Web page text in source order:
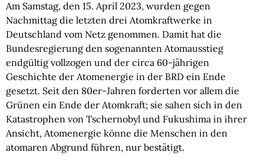
Am Samstag, den 15. April 2023, wurden gegen
Nachmittag die letzten drei Atomkraftwerke in
Deutschland vom Netz genommen. Damit hat die
Bundesregierung den sogenannten Atomausstieg
endgültig vollzogen und der circa 60-jährigen
Geschichte der Atomenergie in der BRD ein Ende
gesetzt. Seit den 80er-Jahren forderten vor allem die
Grünen ein Ende der Atomkraft; sie sahen sich in den
Katastrophen von Tschernobyl und Fukushima in ihrer
Ansicht, Atomenergie könne die Menschen in den
atomaren Abgrund führen, nur bestätigt.